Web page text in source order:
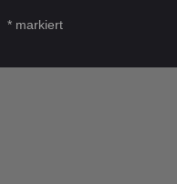
* markiert